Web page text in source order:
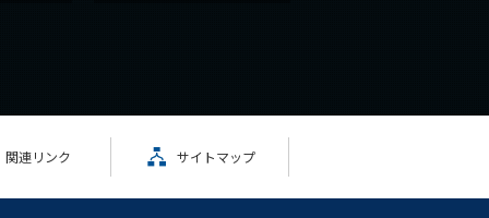
関連リンク サイトマップ